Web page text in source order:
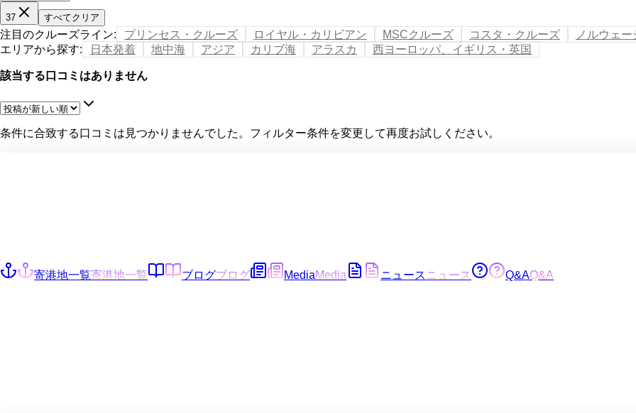
37 すべてクリア
注目のクルーズライン: プリンセス・クルーズ ロイヤル・カリビアン MSCクルーズ コスタ・クルーズ ノルウェ
エリアから探す: 日本発着 地中海 アジア カリブ海 アラスカ 西ヨーロッパ、イギリス・英国
該当する口コミはありません
条件に合致する口コミは見つかりませんでした。フィルター条件を変更して再度お試しください。
寄港地一覧寄港地一覧 ブログブログ MediaMedia ニュース ニュース Q&AQ&A